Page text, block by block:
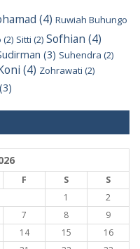
(4) Ruwiah Buhungo
(2) Sitti (2) Sofhian (4)
(3) Suhendra (2)
(4) Zohrawati (2)
(3)
F S
S
1
2
7 8
9
14 15
16